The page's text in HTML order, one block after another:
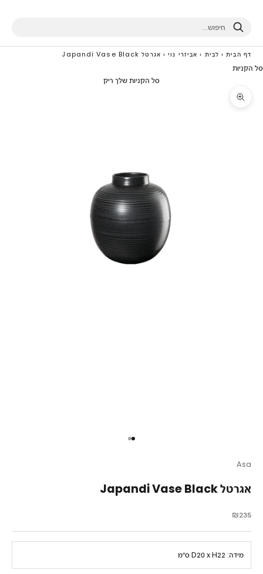
חיפוש
דף הבית › לבית › אביזרי נוי › אגרטל Japandi Vase Black
סל הקניות
סל הקניות שלך ריק
תקריב
עבור לפריט 1
עבור לפריט 2
Asa
אגרטל Japandi Vase Black
מחיר מבצע
₪235
מידה: D20 x H22 ס״מ